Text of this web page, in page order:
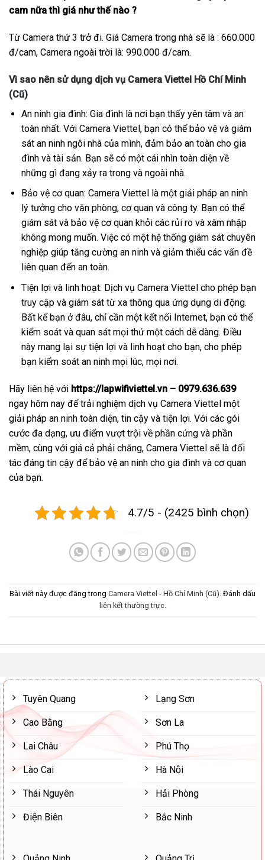
cam nữa thì giá như thế nào ?
Từ Camera thứ 3 trở đi. Giá Camera trong nhà sẽ là : 660.000
đ/cam, Camera ngoài trời là: 990.000 đ/cam.
Vì sao nên sử dụng dịch vụ Camera Viettel Hồ Chí Minh
(Cũ)
An ninh gia đình: Gia đình là nơi bạn thấy yên tâm và an
toàn nhất. Với Camera Viettel, bạn có thể bảo vệ và giám
sát an ninh ngôi nhà của mình, đảm bảo an toàn cho gia
đình và tài sản. Bạn sẽ có một cái nhìn toàn diện về
những gì đang xảy ra trong và ngoài nhà.
Bảo vệ cơ quan: Camera Viettel là một giải pháp an ninh
lý tưởng cho văn phòng, cơ quan và công ty. Bạn có thể
giám sát và bảo vệ cơ quan khỏi các rủi ro và xâm nhập
không mong muốn. Việc có một hệ thống giám sát chuyên
nghiệp giúp tăng cường an ninh và giảm thiểu các vấn đề
liên quan đến an toàn.
Tiện lợi và linh hoạt: Dịch vụ Camera Viettel cho phép bạn
truy cập và giám sát từ xa thông qua ứng dụng di động.
Bất kể bạn ở đâu, chỉ cần một kết nối Internet, bạn có thể
kiểm soát và quan sát mọi thứ một cách dễ dàng. Điều
này mang lại sự tiện lợi và linh hoạt cho bạn, cho phép
bạn kiểm soát an ninh mọi lúc, mọi nơi.
Hãy liên hệ với https://lapwifiviettel.vn – 0979.636.639
ngay hôm nay để trải nghiệm dịch vụ Camera Viettel một
giải pháp an ninh toàn diện, tin cậy và tiện lợi. Với các gói
cước đa dạng, ưu điểm vượt trội về phần cứng và phần
mềm, cùng với giá cả phải chăng, Camera Viettel sẽ là đối
tác đáng tin cậy để bảo vệ an ninh cho gia đình và cơ quan
của bạn.
4.7/5 - (2425 bình chọn)
Bài viết này được đăng trong Camera Viettel - Hồ Chí Minh (Cũ). Đánh dấu
liên kết thường trực.
Tuyên Quang
Cao Bằng
Lai Châu
Lào Cai
Thái Nguyên
Điện Biên
Lạng Sơn
Sơn La
Phú Thọ
Hà Nội
Hải Phòng
Bắc Ninh